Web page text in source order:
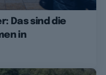
Das sind die
in